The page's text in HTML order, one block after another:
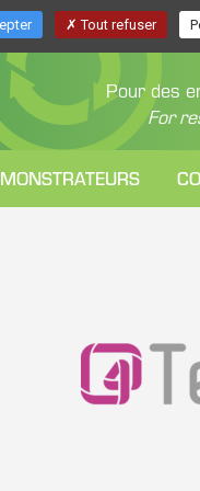
Pour des
For
Tout refuser